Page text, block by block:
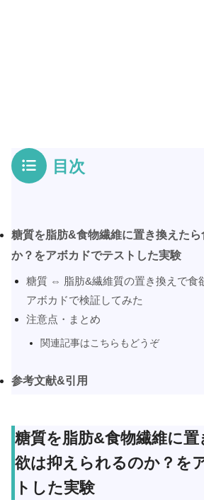
目次
糖質を脂肪&食物繊維に置き換えた
か？をアボカドでテストした実験
糖質 ⇔ 脂肪&繊維質の置き換えで食
アボカドで検証してみた
注意点・まとめ
関連記事はこちらもどうぞ
参考文献&引用
糖質を脂肪&食物繊維に
欲は抑えられるのか？を
トした実験